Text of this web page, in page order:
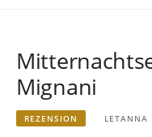
Mignani
REZENSION LETANNA